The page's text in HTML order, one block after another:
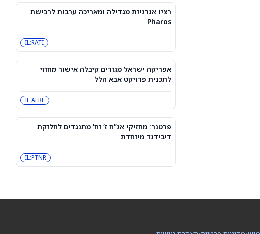
3 מניות דיבידנד אריסטוקרט בדירוג
קנייה חזקה שכדאי לקנות עכשיו כדי
לקבל תשלום בספטמבר — 8/7/26
CVX
JNJ
מניית פורד (NYSE:F) עולה, אך עולים
ספקות לגבי ה-Fathom
3 מניות ה-AI הטובות ביותר עם פוטנציאל
INOD
סוכני AI ממשיכים לפרוץ לחברות, אבל
META
PC:ANTPQ
רציו אנרגיות מגדילה ומאריכה ערבות לרכישת
Pharos
IL:RATI
אפריקה ישראל מגורים קיבלה אישור מחוזי
לתכנית פרויקט אבא הלל
IL:AFRE
פרטנר: מחזיקי אג”ח ז’ וח’ מתנגדים לחלוקת
דיבידנד מיוחדת
IL:PTNR